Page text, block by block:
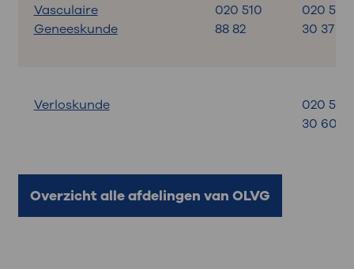
Vasculaire
Geneeskunde
020 510
88 82
020 599
30 37
Verloskunde
020 599
30 60
Overzicht alle afdelingen van OLVG